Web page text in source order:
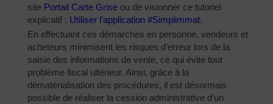
site Portail Carte Grise ou de visionner ce tutoriel
explicatif : Utiliser l’application #Simplimmat.
En effectuant ces démarches en personne, vendeurs et
acheteurs minimisent les risques d’erreur lors de la
saisie des informations de vente, ce qui évite tout
problème fiscal ultérieur. Ainsi, grâce à la
dématérialisation des procédures, il est désormais
possible de réaliser la cession administrative d’un